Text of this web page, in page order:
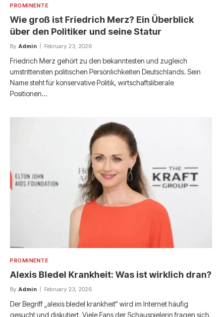
PROMINENTE
Wie groß ist Friedrich Merz? Ein Überblick
über den Politiker und seine Statur
By Admin February 23, 2026
Friedrich Merz gehört zu den bekanntesten und zugleich
umstrittensten politischen Persönlichkeiten Deutschlands. Sein
Name steht für konservative Politik, wirtschaftsliberale
Positionen…
PROMINENTE
Alexis Bledel Krankheit: Was ist wirklich dran?
By Admin February 23, 2026
Der Begriff „alexis bledel krankheit“ wird im Internet häufig
gesucht und diskutiert. Viele Fans der Schauspielerin fragen sich,